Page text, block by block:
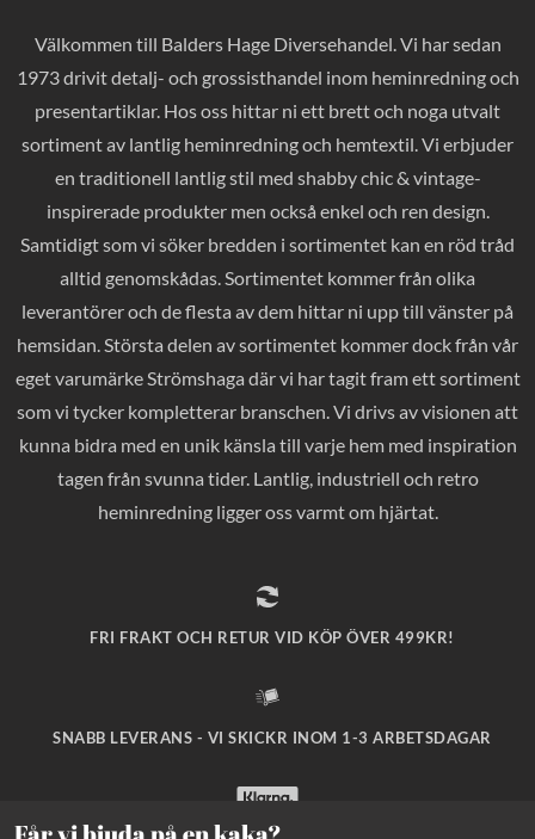
Välkommen till Balders Hage Diversehandel. Vi har sedan
1973 drivit detalj- och grossisthandel inom heminredning och
presentartiklar. Hos oss hittar ni ett brett och noga utvalt
sortiment av lantlig heminredning och hemtextil. Vi erbjuder
en traditionell lantlig stil med shabby chic & vintage-
inspirerade produkter men också enkel och ren design.
Samtidigt som vi söker bredden i sortimentet kan en röd tråd
alltid genomskådas. Sortimentet kommer från olika
leverantörer och de flesta av dem hittar ni upp till vänster på
hemsidan. Största delen av sortimentet kommer dock från vår
eget varumärke Strömshaga där vi har tagit fram ett sortiment
som vi tycker kompletterar branschen. Vi drivs av visionen att
kunna bidra med en unik känsla till varje hem med inspiration
tagen från svunna tider. Lantlig, industriell och retro
heminredning ligger oss varmt om hjärtat.
FRI FRAKT OCH RETUR VID KÖP ÖVER 499KR!
SNABB LEVERANS - VI SKICKR INOM 1-3 ARBETSDAGAR